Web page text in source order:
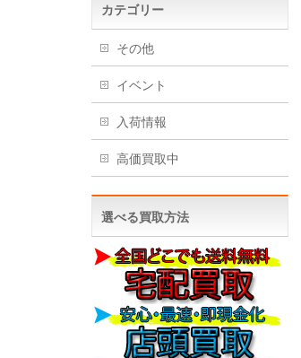
ブカテゴリー
その他
イベント
入荷情報
高価買取中
選べる買取方法